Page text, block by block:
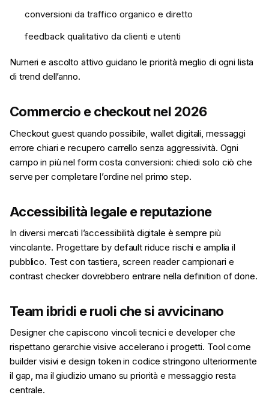
conversioni da traffico organico e diretto
feedback qualitativo da clienti e utenti
Numeri e ascolto attivo guidano le priorità meglio di ogni lista
di trend dell’anno.
Commercio e checkout nel 2026
Checkout guest quando possibile, wallet digitali, messaggi
errore chiari e recupero carrello senza aggressività. Ogni
campo in più nel form costa conversioni: chiedi solo ciò che
serve per completare l’ordine nel primo step.
Accessibilità legale e reputazione
In diversi mercati l’accessibilità digitale è sempre più
vincolante. Progettare by default riduce rischi e amplia il
pubblico. Test con tastiera, screen reader campionari e
contrast checker dovrebbero entrare nella definition of done.
Team ibridi e ruoli che si avvicinano
Designer che capiscono vincoli tecnici e developer che
rispettano gerarchie visive accelerano i progetti. Tool come
builder visivi e design token in codice stringono ulteriormente
il gap, ma il giudizio umano su priorità e messaggio resta
centrale.